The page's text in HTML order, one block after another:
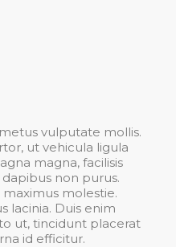
vulputate mollis.
ut vehicula ligula
magna, facilisis
non purus.
molestie.
lacinia. Duis enim
ut, tincidunt placerat
id efficitur.